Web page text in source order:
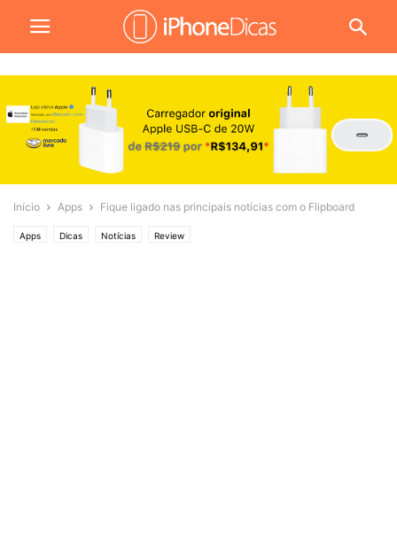
Início Apps Fique ligado nas principais notícias com o Flipboard
Apps Dicas Notícias Review